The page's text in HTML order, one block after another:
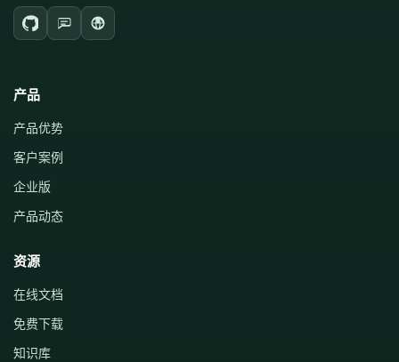
产品
产品优势
客户案例
企业版
产品动态
资源
在线文档
免费下载
知识库